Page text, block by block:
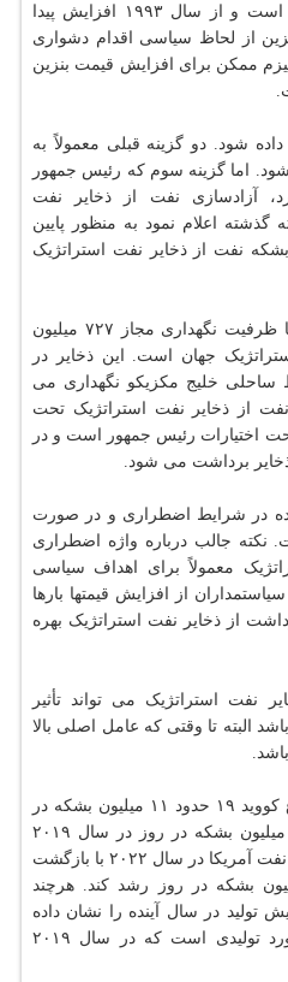
فدرال ۱۸.۴ سنت در هر گالن است و از سال ۱۹۹۳ افزایش پیدا
از لحاظ سیاسی اقدام دشواری
ممکن برای افزایش قیمت بنزین
شود. دو گزینه قبلی معمولاً به
اما گزینه سوم که رئیس جمهور
آزادسازی نفت از ذخایر نفت
گذشته اعلام نمود به منظور پایین
۵۰ میلیون بشکه نفت از ذخایر نفت استراتژیک
ذخایر نفت استراتژیک آمریکا با ظرفیت نگهداری مجاز ۷۲۷ میلیون
جهان است. این ذخایر در
ساحلی خلیج مکزیکو نگهداری می
از ذخایر نفت استراتژیک تحت
اختیارات رئیس جمهور است و در
برداشت می شود.
در شرایط اضطراری و در صورت
نکته جالب درباره واژه اضطراری
معمولاً برای اهداف سیاسی
از افزایش قیمتها بارها
از ذخایر نفت استراتژیک بهره
استراتژیک می تواند تأثیر
البته تا وقتی که عامل اصلی بالا
تولید نفت آمریکا از زمان شیوع کووید ۱۹ حدود ۱۱ میلیون بشکه در
روز در مقایسه با رکورد ۱۲.۳ میلیون بشکه در روز در سال ۲۰۱۹
بوده است. انتظار می رود تولید نفت آمریکا در سال ۲۰۲۲ با بازگشت
حفاری، به ۱۱.۹ میلیون بشکه در روز رشد کند. هرچند
تولید در سال آینده را نشان داده
است اما همچنان کمتر از رکورد تولیدی است که در سال ۲۰۱۹